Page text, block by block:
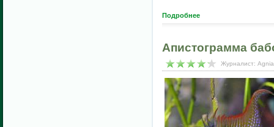
Подробнее
Апистограмма
Журналист: